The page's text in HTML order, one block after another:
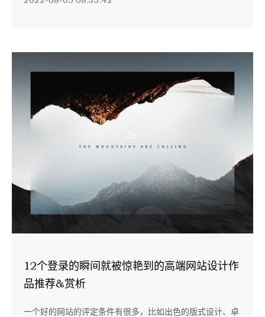
12个登录的瞬间就被惊艳到的高端网站设计作
品推荐&赏析
一个好的网站的评定条件有很多，比如出色的版式设计、卓